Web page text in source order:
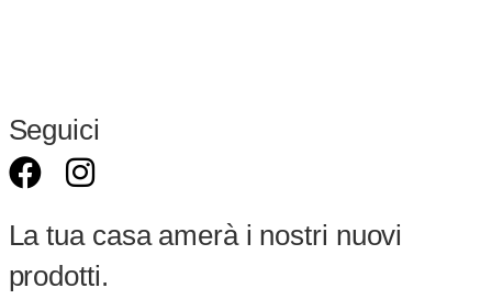
Seguici
La tua casa amerà i nostri nuovi
prodotti.